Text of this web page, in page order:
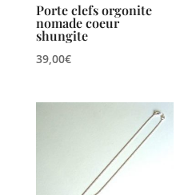
Porte clefs orgonite
nomade coeur
shungite
39,00€